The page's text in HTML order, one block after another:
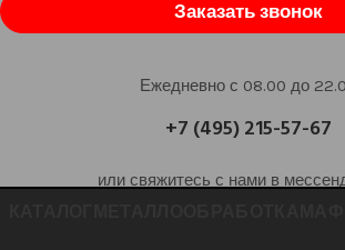
Заказать звонок
Ежедневно с 08.00 до
+7 (495) 215-57-67
или свяжитесь с нами в